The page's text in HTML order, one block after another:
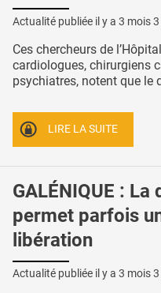
Actualité publiée il y a 3 mois
Ces chercheurs de
cardiologues, chirurgiens
psychiatres, notent que le
LIRE LA SUITE
GALÉNIQUE :
permet parfois
libération
Actualité publiée il y a 3 mois